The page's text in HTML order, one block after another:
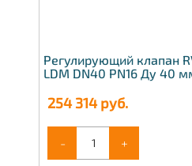
Регулирующий клапан
LDM DN40 PN16 Ду 40
254 314руб.
- +